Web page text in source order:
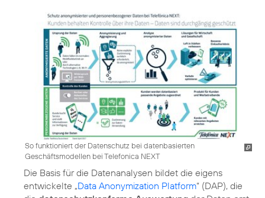
So funktioniert der Datenschutz bei datenbasierten
Geschäftsmodellen bei Telefonica NEXT
Die Basis für die Datenanalysen bildet die eigens
entwickelte „Data Anonymization Platform“ (DAP), die